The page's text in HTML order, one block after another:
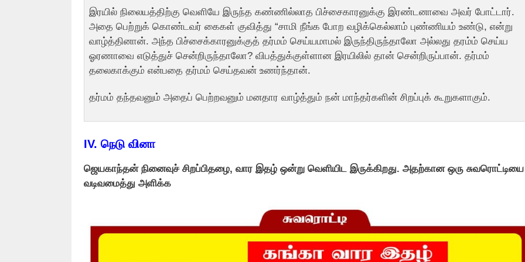
இரயில் நிலையத்திற்கு வெளியே இருந்த கண்ணில்லாத பிச்சைகாரனுக்கு இரண்டனாவை அவர் போட்டார்.
அதை பெற்றுக் கொண்டவர் கைகள் குவித்து “சாமி நீங்க போற வழிக்கெல்லாம் புண்ணியம் உண்டு, என்று
வாழ்த்தினான். அந்த பிச்சைக்காரனுக்குத் தர்மம் செய்யமாமல் இருந்திருந்தாலோ அல்லது தரம்ம் செய்ய
ஓரணாவை எடுத்துச் சென்றிருந்தாலோ? விபத்துக்குள்ளான இரயிலில் தான் சென்றிருப்பான். தர்மம்
தலைகாக்கும் என்பதை தர்மம் செய்தவன் உணர்ந்தான்.
தர்மம் தந்தவனும் அதைப் பெற்றவனும் மனதார வாழ்த்தும் நன் மாந்தர்களின் சிறப்புக் கூறுகளாகும்.
IV. நெடு வினா
ஜெயகாந்தன் நினைவுச் சிறப்பிதழை, வார இதழ் ஒன்று வெளியிட இருக்கிறது. அதற்கான ஒரு சுவரொட்டியை
வடிவமைத்து அளிக்க